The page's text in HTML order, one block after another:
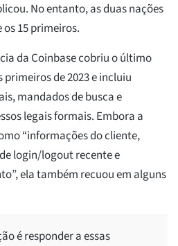
No entanto, as duas nações
15 primeiros.
da Coinbase cobriu o último
de 2023 e incluiu
mandados de busca e
legais formais. Embora a
“informações do cliente,
login/logout recente e
ela também recuou em alguns
é responder a essas